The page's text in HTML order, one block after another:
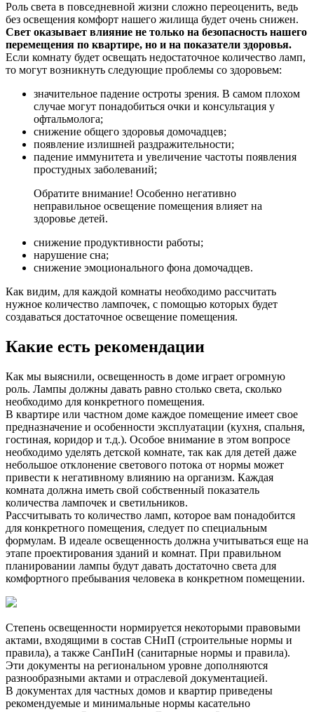
Роль света в повседневной жизни сложно переоценить, ведь
без освещения комфорт нашего жилища будет очень снижен.
Свет оказывает влияние не только на безопасность нашего
перемещения по квартире, но и на показатели здоровья.
Если комнату будет освещать недостаточное количество ламп,
то могут возникнуть следующие проблемы со здоровьем:
значительное падение остроты зрения. В самом плохом
случае могут понадобиться очки и консультация у
офтальмолога;
снижение общего здоровья домочадцев;
появление излишней раздражительности;
падение иммунитета и увеличение частоты появления
простудных заболеваний;
Обратите внимание! Особенно негативно
неправильное освещение помещения влияет на
здоровье детей.
снижение продуктивности работы;
нарушение сна;
снижение эмоционального фона домочадцев.
Как видим, для каждой комнаты необходимо рассчитать
нужное количество лампочек, с помощью которых будет
создаваться достаточное освещение помещения.
Какие есть рекомендации
Как мы выяснили, освещенность в доме играет огромную
роль. Лампы должны давать равно столько света, сколько
необходимо для конкретного помещения.
В квартире или частном доме каждое помещение имеет свое
предназначение и особенности эксплуатации (кухня, спальня,
гостиная, коридор и т.д.). Особое внимание в этом вопросе
необходимо уделять детской комнате, так как для детей даже
небольшое отклонение светового потока от нормы может
привести к негативному влиянию на организм. Каждая
комната должна иметь свой собственный показатель
количества лампочек и светильников.
Рассчитывать то количество ламп, которое вам понадобится
для конкретного помещения, следует по специальным
формулам. В идеале освещенность должна учитываться еще на
этапе проектирования зданий и комнат. При правильном
планировании лампы будут давать достаточно света для
комфортного пребывания человека в конкретном помещении.
Степень освещенности нормируется некоторыми правовыми
актами, входящими в состав СНиП (строительные нормы и
правила), а также СанПиН (санитарные нормы и правила).
Эти документы на региональном уровне дополняются
разнообразными актами и отраслевой документацией.
В документах для частных домов и квартир приведены
рекомендуемые и минимальные нормы касательно